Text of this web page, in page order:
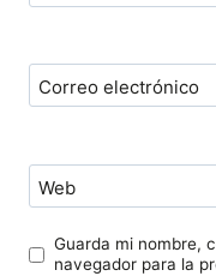
Correo electrónico
Web
Guarda mi nombre,
navegador para la